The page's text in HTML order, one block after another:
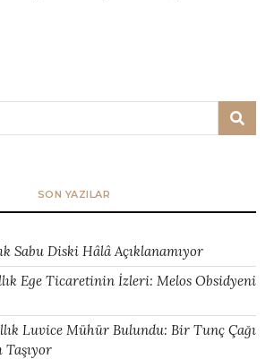
SON YAZILAR
Sabu Diski Hâlâ Açıklanamıyor
Ege Ticaretinin İzleri: Melos Obsidyeni
Luvice Mühür Bulundu: Bir Tunç Çağı
Taşıyor